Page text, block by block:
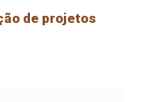
de projetos